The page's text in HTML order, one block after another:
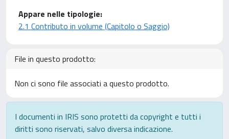
Appare nelle tipologie:
2.1 Contributo in volume (Capitolo o Saggio)
File in questo prodotto:
Non ci sono file associati a questo prodotto.
I documenti in IRIS sono protetti da copyright e tutti i
diritti sono riservati, salvo diversa indicazione.